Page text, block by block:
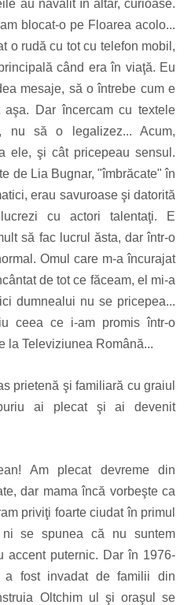
au năvălit în altar, curioase.
blocat-o pe Floarea acolo...
o rudă cu tot cu telefon mobil,
când era în viaţă. Eu
mesaje, să o întrebe cum e
Dar încercam cu textele
nu să o legalizez... Acum,
ele, şi cât pricepeau sensul.
de Lia Bugnar, "îmbrăcate" în
erau savuroase şi datorită
cu actori talentaţi. E
să fac lucrul ăsta, dar într-o
Omul care m-a încurajat
de tot ce făceam, el mi-a
dumnealui nu se pricepea...
ceea ce i-am promis într-o
la Televiziunea Română...
prietenă şi familiară cu graiul
ai plecat şi ai devenit
Am plecat devreme din
dar mama încă vorbeşte ca
priviţi foarte ciudat în primul
se spunea că nu suntem
accent puternic. Dar în 1976-
fost invadat de familii din
Oltchim ul şi oraşul se